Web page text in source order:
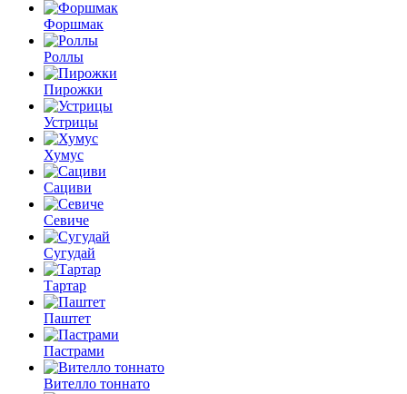
Форшмак
Роллы
Пирожки
Устрицы
Хумус
Сациви
Севиче
Сугудай
Тартар
Паштет
Пастрами
Вителло тоннато